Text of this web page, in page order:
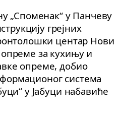
„Споменак“ у Панчеву
грејних
центар Нови
за кухињу и
опреме, добио
система
у Јабуци набавиће